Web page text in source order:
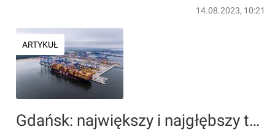
14.08.2023, 10:21
ARTYKUŁ
Gdańsk: największy i najgłębszy terminal kontenerowy na Bałtyku gotowy! [FILM]